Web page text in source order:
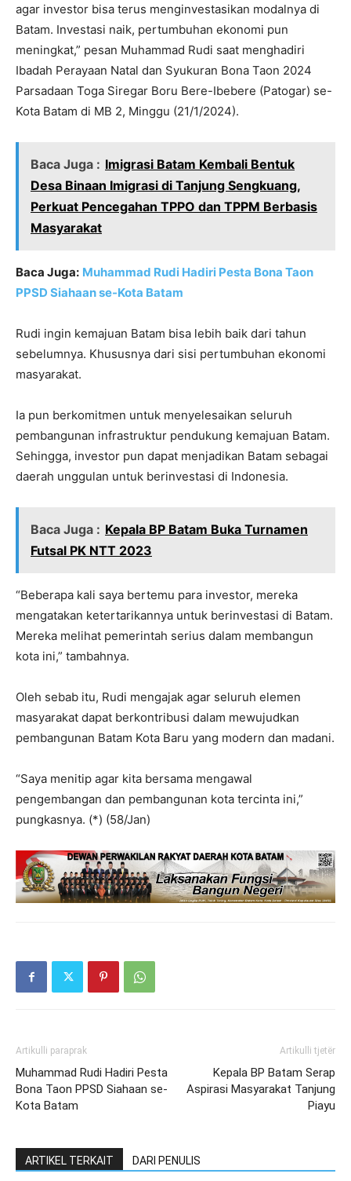
agar investor bisa terus menginvestasikan modalnya di
Batam. Investasi naik, pertumbuhan ekonomi pun
meningkat,” pesan Muhammad Rudi saat menghadiri
Ibadah Perayaan Natal dan Syukuran Bona Taon 2024
Parsadaan Toga Siregar Boru Bere-Ibebere (Patogar) se-
Kota Batam di MB 2, Minggu (21/1/2024).
Baca Juga : Imigrasi Batam Kembali Bentuk
Desa Binaan Imigrasi di Tanjung Sengkuang,
Perkuat Pencegahan TPPO dan TPPM Berbasis
Masyarakat
Baca Juga: Muhammad Rudi Hadiri Pesta Bona Taon
PPSD Siahaan se-Kota Batam
Rudi ingin kemajuan Batam bisa lebih baik dari tahun
sebelumnya. Khususnya dari sisi pertumbuhan ekonomi
masyarakat.
Ia pun berkomitmen untuk menyelesaikan seluruh
pembangunan infrastruktur pendukung kemajuan Batam.
Sehingga, investor pun dapat menjadikan Batam sebagai
daerah unggulan untuk berinvestasi di Indonesia.
Baca Juga : Kepala BP Batam Buka Turnamen
Futsal PK NTT 2023
“Beberapa kali saya bertemu para investor, mereka
mengatakan ketertarikannya untuk berinvestasi di Batam.
Mereka melihat pemerintah serius dalam membangun
kota ini,” tambahnya.
Oleh sebab itu, Rudi mengajak agar seluruh elemen
masyarakat dapat berkontribusi dalam mewujudkan
pembangunan Batam Kota Baru yang modern dan madani.
“Saya menitip agar kita bersama mengawal
pengembangan dan pembangunan kota tercinta ini,”
pungkasnya. (*) (58/Jan)
Artikulli paraprak
Muhammad Rudi Hadiri Pesta
Bona Taon PPSD Siahaan se-
Kota Batam
Artikulli tjetër
Kepala BP Batam Serap
Aspirasi Masyarakat Tanjung
Piayu
ARTIKEL TERKAIT DARI PENULIS